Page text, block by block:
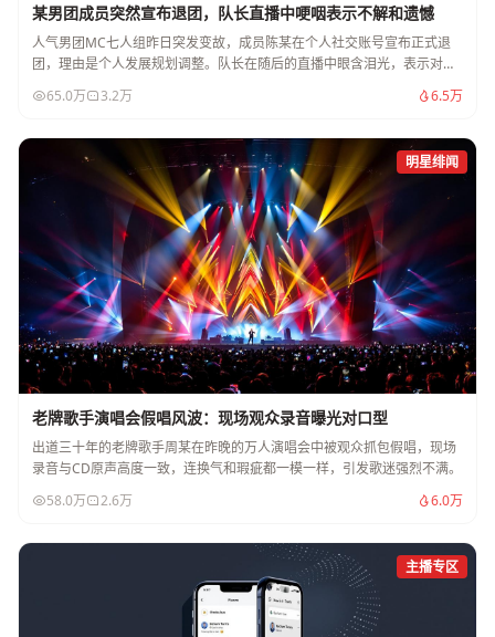
某男团成员突然宣布退团，队长直播中哽咽表示不解和遗憾
人气男团MC七人组昨日突发变故，成员陈某在个人社交账号宣布正式退
团，理由是个人发展规划调整。队长在随后的直播中眼含泪光，表示对此
65.0万 3.2万 6.5万
明星绯闻
老牌歌手演唱会假唱风波：现场观众录音曝光对口型
出道三十年的老牌歌手周某在昨晚的万人演唱会中被观众抓包假唱，现场
录音与CD原声高度一致，连换气和瑕疵都一模一样，引发歌迷强烈不满。
58.0万
2.6万 6.0万
主播专区